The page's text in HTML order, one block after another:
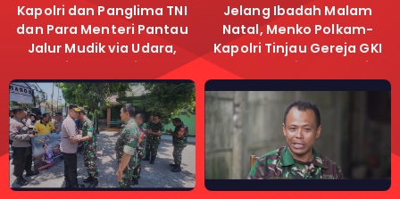
Kapolri dan Panglima TNI
dan Para Menteri Pantau
Jalur Mudik via Udara,
Pastikan Lalu Lintas
Lancar
Jelang Ibadah Malam
Natal, Menko Polkam-
Kapolri Tinjau Gereja GKI
Samanhudi dan Gereja
Immanuel